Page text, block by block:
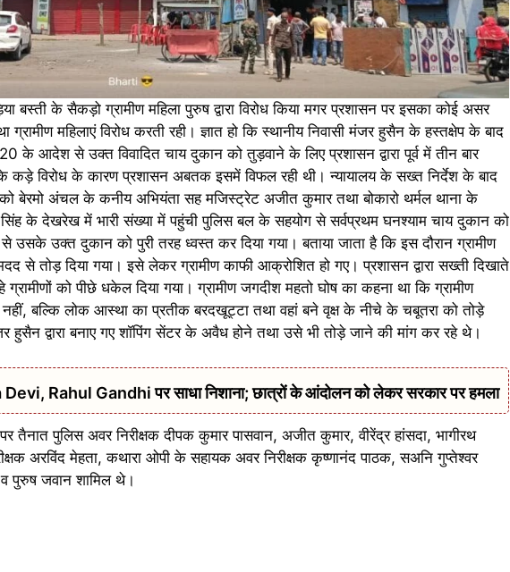
बस्ती के सैकड़ो ग्रामीण महिला पुरुष द्वारा विरोध किया मगर प्रशासन पर इसका कोई असर
महिलाएं विरोध करती रही। ज्ञात हो कि स्थानीय निवासी मंजर हुसैन के हस्तक्षेप के बाद
20 के आदेश से उक्त विवादित चाय दुकान को तुड़वाने के लिए प्रशासन द्वारा पूर्व में तीन बार
कड़े विरोध के कारण प्रशासन अबतक इसमें विफल रही थी। न्यायालय के सख्त निर्देश के बाद
अंचल के कनीय अभियंता सह मजिस्ट्रेट अजीत कुमार तथा बोकारो थर्मल थाना के
के देखरेख में भारी संख्या में पहुंची पुलिस बल के सहयोग से सर्वप्रथम घनश्याम चाय दुकान को
उसके उक्त दुकान को पुरी तरह ध्वस्त कर दिया गया। बताया जाता है कि इस दौरान ग्रामीण
से तोड़ दिया गया। इसे लेकर ग्रामीण काफी आक्रोशित हो गए। प्रशासन द्वारा सख्ती दिखाते
को पीछे धकेल दिया गया। ग्रामीण जगदीश महतो घोष का कहना था कि ग्रामीण
नहीं, बल्कि लोक आस्था का प्रतीक बरदखूट्टा तथा वहां बने वृक्ष के नीचे के चबूतरा को तोड़े
द्वारा बनाए गए शॉपिंग सेंटर के अवैध होने तथा उसे भी तोड़े जाने की मांग कर रहे थे।
Devi, Rahul Gandhi पर साधा निशाना; छात्रों के आंदोलन को लेकर सरकार पर हमला
तैनात पुलिस अवर निरीक्षक दीपक कुमार पासवान, अजीत कुमार, वीरेंद्र हांसदा, भागीरथ
अरविंद मेहता, कथारा ओपी के सहायक अवर निरीक्षक कृष्णानंद पाठक, सअनि गुप्तेश्वर
व पुरुष जवान शामिल थे।